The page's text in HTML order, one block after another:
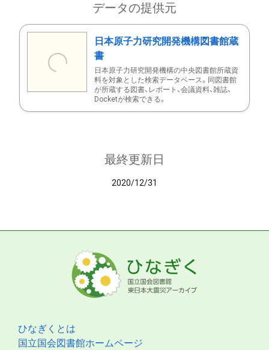
データの提供元
日本原子力研究開発機構図書館蔵
書
日本原子力研究開発機構の中央図書館所蔵資
料を対象とした検索データベース。同図書館
が所蔵する図書、レポート、会議資料、雑誌、
Docketが検索できる。
最終更新日
2020/12/31
ひなぎくとは
国立国会図書館ホームページ